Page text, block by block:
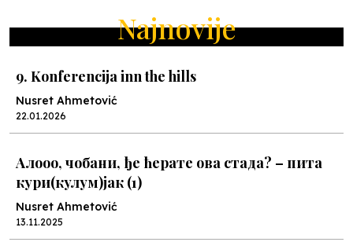
Najnovije
9. Konferencija inn the hills
Nusret Ahmetović
22.01.2026
Алооо, чобани, ђе ћерате ова стада? – пита
кури(кулум)јак (1)
Nusret Ahmetović
13.11.2025